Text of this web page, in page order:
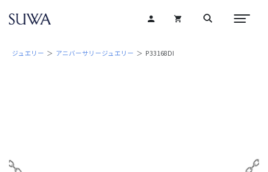
ジュエリー ＞ アニバーサリージュエリー ＞ P33168DI